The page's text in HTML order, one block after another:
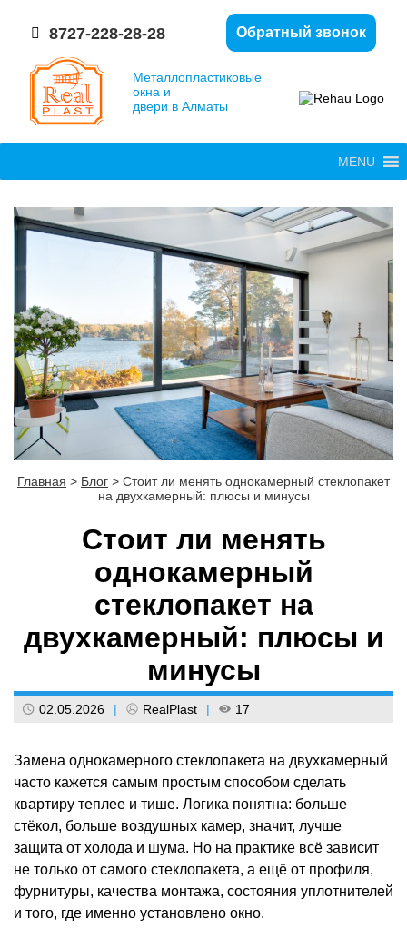
Обратный звонок
8727-228-28-28
Металлопластиковые
окна и
двери в Алматы
MENU
Главная > Блог > Стоит ли менять однокамерный стеклопакет
на двухкамерный: плюсы и минусы
Стоит ли менять
однокамерный
стеклопакет на
двухкамерный: плюсы и
минусы
02.05.2026 | RealPlast | 17
Замена однокамерного стеклопакета на двухкамерный
часто кажется самым простым способом сделать
квартиру теплее и тише. Логика понятна: больше
стёкол, больше воздушных камер, значит, лучше
защита от холода и шума. Но на практике всё зависит
не только от самого стеклопакета, а ещё от профиля,
фурнитуры, качества монтажа, состояния уплотнителей
и того, где именно установлено окно.